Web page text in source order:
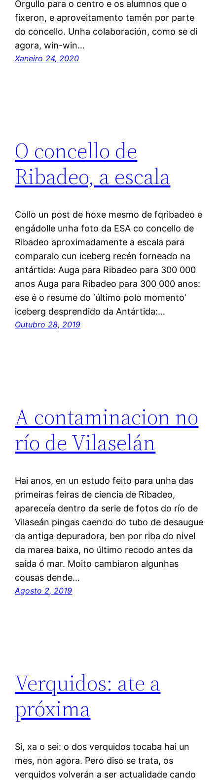
Orgullo para o centro e os alumnos que o
fixeron, e aproveitamento tamén por parte
do concello. Unha colaboración, como se di
agora, win-win…
Xaneiro 24, 2020
O concello de
Ribadeo, a escala
Collo un post de hoxe mesmo de fqribadeo e
engádolle unha foto da ESA co concello de
Ribadeo aproximadamente a escala para
comparalo cun iceberg recén forneado na
antártida: Auga para Ribadeo para 300 000
anos Auga para Ribadeo para 300 000 anos:
ese é o resume do ‘último polo momento’
iceberg desprendido da Antártida:…
Outubro 28, 2019
A contaminacion no
río de Vilaselán
Hai anos, en un estudo feito para unha das
primeiras feiras de ciencia de Ribadeo,
apareceía dentro da serie de fotos do río de
Vilaseán pingas caendo do tubo de desaugue
da antiga depuradora, ben por riba do nivel
da marea baixa, no último recodo antes da
saída ó mar. Moito cambiaron algunhas
cousas dende…
Agosto 2, 2019
Verquidos: ate a
próxima
Si, xa o sei: o dos verquidos tocaba hai un
mes, non agora. Pero diso se trata, os
verquidos volverán a ser actualidade cando